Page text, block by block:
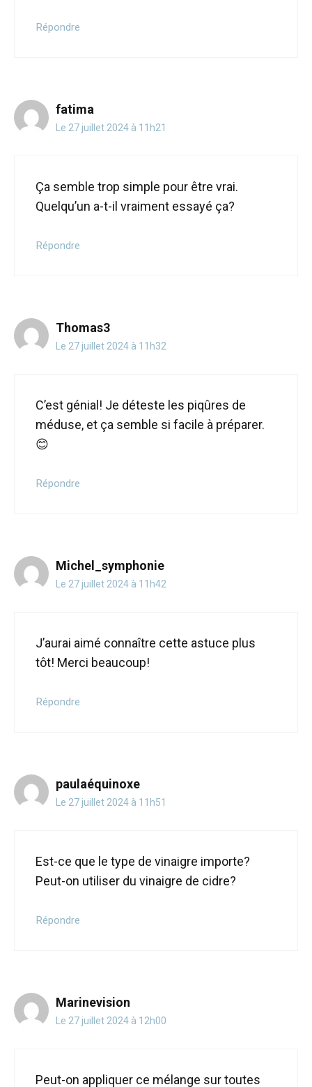
Répondre
fatima
Le 27 juillet 2024 à 11h21
Ça semble trop simple pour être vrai.
Quelqu’un a-t-il vraiment essayé ça?
Répondre
Thomas3
Le 27 juillet 2024 à 11h32
C’est génial! Je déteste les piqûres de
méduse, et ça semble si facile à préparer.
😊
Répondre
Michel_symphonie
Le 27 juillet 2024 à 11h42
J’aurai aimé connaître cette astuce plus
tôt! Merci beaucoup!
Répondre
paulaéquinoxe
Le 27 juillet 2024 à 11h51
Est-ce que le type de vinaigre importe?
Peut-on utiliser du vinaigre de cidre?
Répondre
Marinevision
Le 27 juillet 2024 à 12h00
Peut-on appliquer ce mélange sur toutes